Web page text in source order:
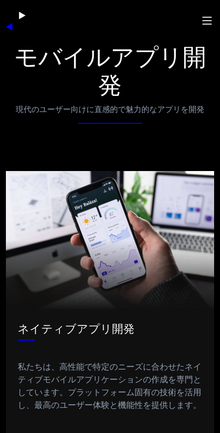
モバイルアプリ開
発
現代のユーザー向けに直感的で魅力的なアプリを開発
ネイティブアプリ開発
私たちは、高性能で特定のニーズに合わせたネイ
ティブモバイルアプリケーションの作成を専門と
しています。プラットフォーム固有の技術を活用
し、最高のユーザー体験と機能性を提供します。